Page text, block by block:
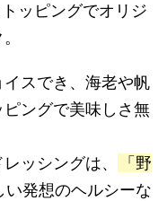
ッピングでオリジ
イスでき、海老や帆
ングで美味しさ無
ッシングは、
「野
い発想のヘルシーな